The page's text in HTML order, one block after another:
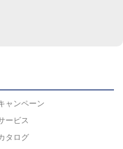
ャンペーン
ービス
タログ